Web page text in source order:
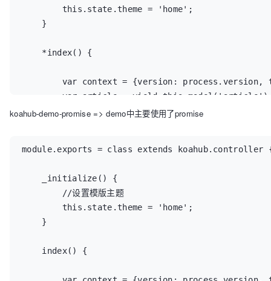
this.state.theme = 'home';
}
*index() {
var context = {version: process.version,
var article = yield
yield this.render('index', {context:
koahub-demo-promise => demo中主要使用了promise
module.exports = class extends koahub.controller
_initialize() {
//设置模版主题
this.state.theme = 'home';
}
index() {